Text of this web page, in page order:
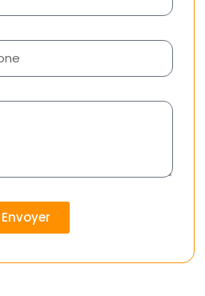
Envoyer